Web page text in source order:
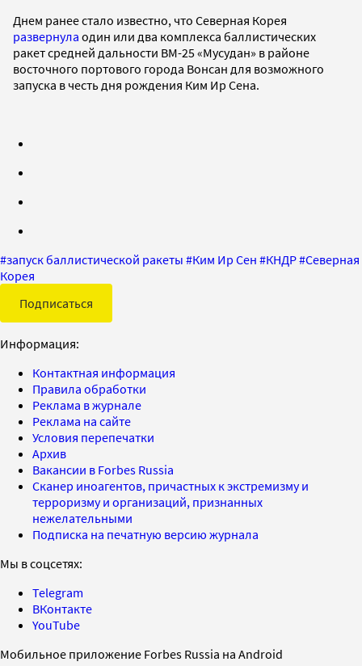
Днем ранее стало известно, что Северная Корея
развернула один или два комплекса баллистических
ракет средней дальности BM-25 «Мусудан» в районе
восточного портового города Вонсан для возможного
запуска в честь дня рождения Ким Ир Сена.
#запуск баллистической ракеты #Ким Ир Сен #КНДР#Северная
Корея
Подписаться
Информация:
Контактная информация
Правила обработки
Реклама в журнале
Реклама на сайте
Условия перепечатки
Архив
Вакансии в Forbes Russia
Сканер иноагентов, причастных к экстремизму и
терроризму и организаций, признанных
нежелательными
Подписка на печатную версию журнала
Мы в соцсетях:
Telegram
ВКонтакте
YouTube
Мобильное приложение Forbes Russia на Android